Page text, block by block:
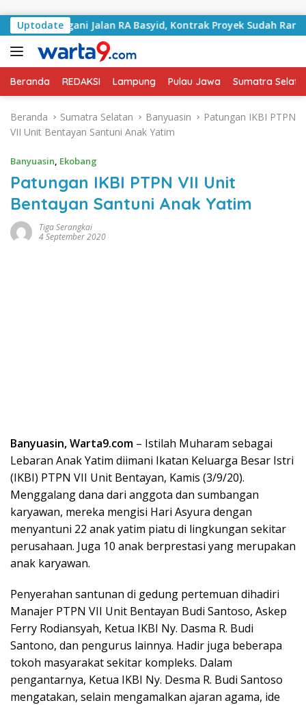
Uptodate
Tangani Jalan RA Basyid, Kontrak Proyek Sudah Rampung
Beranda REDAKSI Lampung Pulau Jawa Sumatra
Beranda Sumatra Selatan Banyuasin
Patungan IKBI PTPN
VII Unit Bentayan Santuni Anak Yatim
Banyuasin, Ekobang
Patungan IKBI PTPN VII Unit
Bentayan Santuni Anak Yatim
Tiga Serangkai
4 September 2020
Banyuasin, Warta9.com – Istilah Muharam sebagai
Lebaran Anak Yatim diimani Ikatan Keluarga Besar Istri
(IKBI) PTPN VII Unit Bentayan, Kamis (3/9/20).
Menggalang dana dari anggota dan sumbangan
karyawan, mereka mengisi Hari Asyura dengan
menyantuni 22 anak yatim piatu di lingkungan sekitar
perusahaan. Juga 10 anak berprestasi yang merupakan
anak karyawan.
Penyerahan santunan di gedung pertemuan dihadiri
Manajer PTPN VII Unit Bentayan Budi Santoso, Askep
Ferry Rodiansyah, Ketua IKBI Ny. Dasma R. Budi
Santono, dan pengurus lainnya. Hadir juga beberapa
tokoh masyarakat sekitar kompleks. Dalam
pengantarnya, Ketua IKBI Ny. Desma R. Budi Santoso
mengatakan, selain mengamalkan ajaran agama, ide